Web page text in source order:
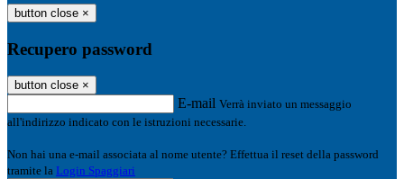
button close ×
Recupero password
button close ×
E-mail Verrà inviato un messaggio
all'indirizzo indicato con le istruzioni necessarie.
Non hai una e-mail associata al nome utente? Effettua il reset della password
tramite la Login Spaggiari